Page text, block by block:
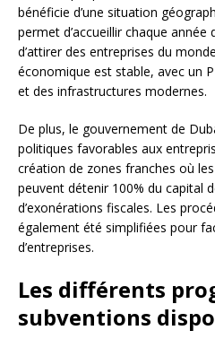
bénéficie d’une situation
permet d’accueillir chaque
d’attirer des entreprises du
économique est stable, avec un
et des infrastructures modernes.
De plus, le gouvernement de
politiques favorables aux
création de zones franches où
peuvent détenir 100% du capital
d’exonérations fiscales. Les
également été simplifiées pour
d’entreprises.
Les différents
subventions